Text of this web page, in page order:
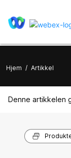
Hjem / Artikkel
Denne artikkelen